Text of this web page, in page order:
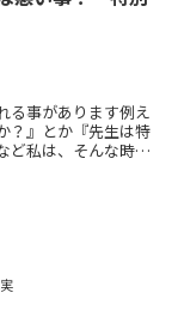
る事があります例え
？』とか『先生は特
ど私は、そんな時に